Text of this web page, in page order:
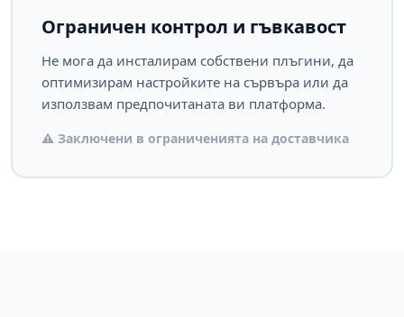
Ограничен контрол и гъвкавост
Не мога да инсталирам собствени плъгини, да
оптимизирам настройките на сървъра или да
използвам предпочитаната ви платформа.
⚠️ Заключени в ограниченията на доставчика